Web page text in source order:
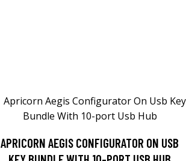
APRICORN AEGIS CONFIGURATOR ON USB